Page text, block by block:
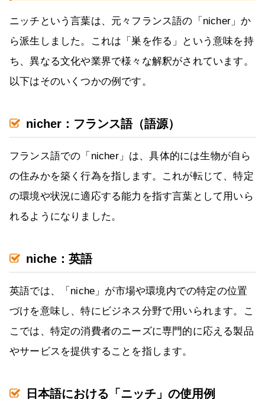
ニッチという言葉は、元々フランス語の「nicher」か
ら派生しました。これは「巣を作る」という意味を持
ち、異なる文化や業界で様々な解釈がされています。
以下はそのいくつかの例です。
nicher：フランス語（語源）
フランス語での「nicher」は、具体的には生物が自ら
の住みかを築く行為を指します。これが転じて、特定
の環境や状況に適応する能力を指す言葉として用いら
れるようになりました。
niche：英語
英語では、「niche」が市場や環境内での特定の位置
づけを意味し、特にビジネス分野で用いられます。こ
こでは、特定の消費者のニーズに専門的に応える製品
やサービスを提供することを指します。
日本語における「ニッチ」の使用例